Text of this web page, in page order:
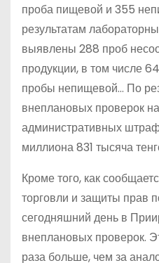
проба пищевой и 355
результатам
выявлены 288 проб
продукции, в том числе
пробы непищевой… По
внеплановых проверок
административных
миллиона 831 тысяча
Кроме того, как
торговли и защиты прав
сегодняшний день в
внеплановых проверок.
раза больше, чем за